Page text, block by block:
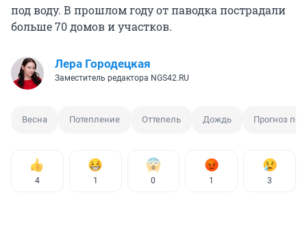
под воду. В прошлом году от паводка пострадали
больше 70 домов и участков.
Лера Городецкая
Заместитель редактора NGS42.RU
Весна Потепление Оттепель Дождь Прогноз
4 1 0 1 3